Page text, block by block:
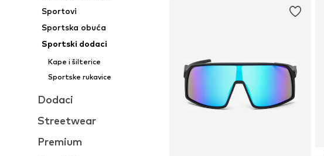
Sportovi
Sportska obuća
Sportski dodaci
Kape i šilterice
Sportske rukavice
Dodaci
Streetwear
Premium